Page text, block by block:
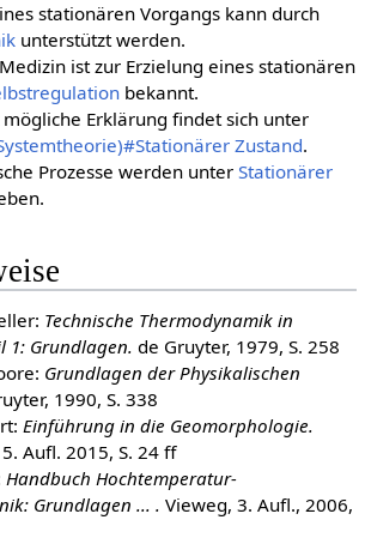
stationären Vorgangs kann durch
unterstützt werden.
ist zur Erzielung eines stationären
bekannt.
Erklärung findet sich unter
Zustand.
Prozesse werden unterStationärer
Technische Thermodynamik in
1: Grundlagen. de Gruyter, 1979, S. 258
Grundlagen der Physikalischen
1990, S. 338
Einführung in die Geomorphologie.
Aufl. 2015, S. 24 ff
Handbuch Hochtemperatur-
Grundlagen ... . Vieweg, 3. Aufl., 2006,